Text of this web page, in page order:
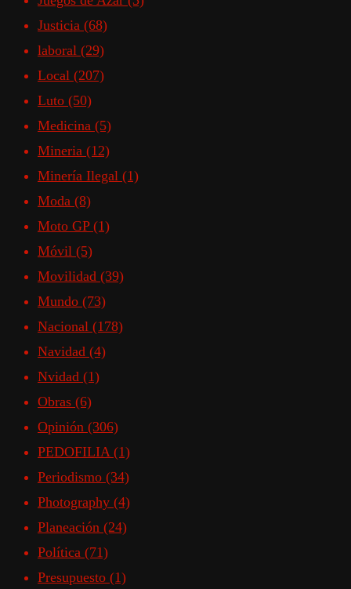
Justicia (68)
laboral (29)
Local (207)
Luto (50)
Medicina (5)
Mineria (12)
Minería Ilegal (1)
Moda (8)
Moto GP (1)
Móvil (5)
Movilidad (39)
Mundo (73)
Nacional (178)
Navidad (4)
Nvidad (1)
Obras (6)
Opinión (306)
PEDOFILIA (1)
Periodismo (34)
Photography (4)
Planeación (24)
Política (71)
Presupuesto (1)